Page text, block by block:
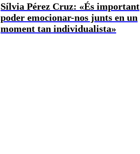
Sílvia Pérez Cruz: «És important
poder emocionar-nos junts en un
moment tan individualista»